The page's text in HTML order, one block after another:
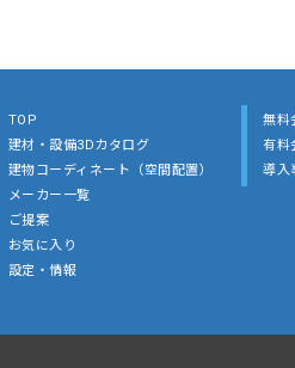
TOP
建材・設備3Dカタログ
建物コーディネート（空間配置）
メーカー一覧
ご提案
お気に入り
設定・情報
無料
有料
導入